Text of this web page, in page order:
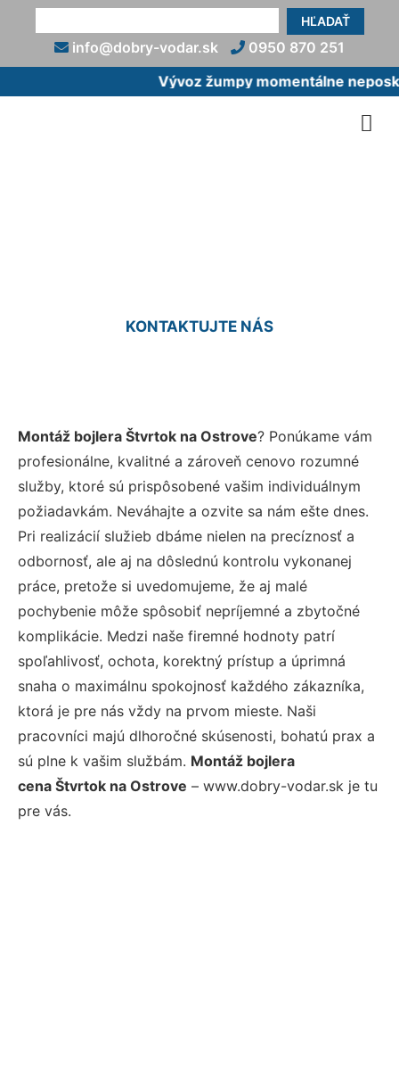
HĽADAŤ
info@dobry-vodar.sk
0950 870 251
Vývoz žumpy momentálne
KONTAKTUJTE NÁS
Montáž bojlera Štvrtok na Ostrove? Ponúkame vám
profesionálne, kvalitné a zároveň cenovo rozumné
služby, ktoré sú prispôsobené vašim individuálnym
požiadavkám. Neváhajte a ozvite sa nám ešte dnes.
Pri realizácií služieb dbáme nielen na precíznosť a
odbornosť, ale aj na dôslednú kontrolu vykonanej
práce, pretože si uvedomujeme, že aj malé
pochybenie môže spôsobiť nepríjemné a zbytočné
komplikácie. Medzi naše firemné hodnoty patrí
spoľahlivosť, ochota, korektný prístup a úprimná
snaha o maximálnu spokojnosť každého zákazníka,
ktorá je pre nás vždy na prvom mieste. Naši
pracovníci majú dlhoročné skúsenosti, bohatú prax a
sú plne k vašim službám. Montáž bojlera
cena Štvrtok na Ostrove – www.dobry-vodar.sk je tu
pre vás.